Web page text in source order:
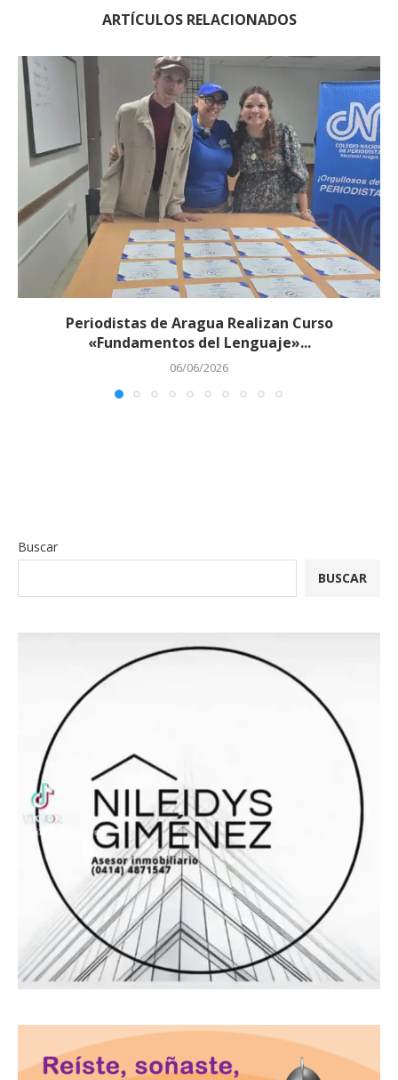
ARTÍCULOS RELACIONADOS
Periodistas de Aragua Realizan Curso
«Fundamentos del Lenguaje»...
06/06/2026
Buscar
BUSCAR